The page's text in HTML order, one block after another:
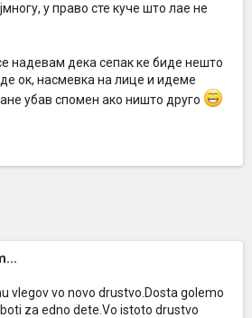
у право сте куче што лае не
надевам дека сепак ке биде нешто
ок, насмевка на лице и идеме
убав спомен ако ништо друго
vlegov vo novo drustvo.Dosta golemo
za edno dete.Vo istoto drustvo